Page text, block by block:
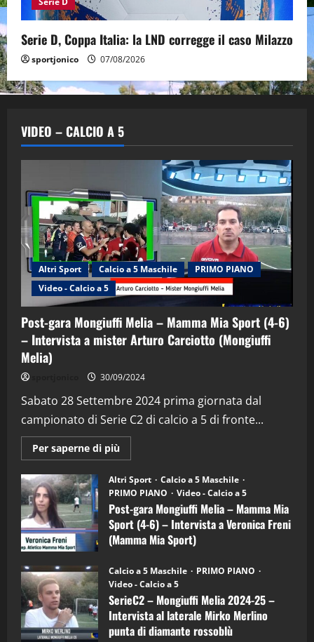
Serie D, Coppa Italia: la LND corregge il caso Milazzo
sportjonico 07/08/2026
VIDEO – CALCIO A 5
Altri Sport Calcio a 5 Maschile
PRIMO PIANO
Video - Calcio a 5
Post-gara Mongiuffi Melia – Mamma Mia Sport (4-6)
– Intervista a mister Arturo Carciotto (Mongiuffi
Melia)
30/09/2024
Sabato 28 Settembre 2024 prima giornata dal
campionato di Serie C2 di calcio a 5 di fronte...
Per saperne di più
informazioni
Post-
gara
Mongiuffi
Melia
–
Mamma
Mia
Sport
6)
–
Intervista
a
mister
Arturo
Carciotto
(Mongiuffi
Altri Sport
Calcio a 5 Maschile
PRIMO PIANO
Video - Calcio a 5
Post-gara Mongiuffi Melia – Mamma Mia
Sport (4-6) – Intervista a Veronica Freni
(Mamma Mia Sport)
Calcio a 5 Maschile
PRIMO PIANO
Video - Calcio a 5
SerieC2 – Mongiuffi Melia 2024-25 –
Intervista al laterale Mirko Merlino
punta di diamante rossoblù
2
“SportEmpire” in Podcast: 29^ Puntata
(Martedi 28 Aprile 2026)
28/04/2026
3
"SportEmpire" in Podcast
“SportEmpire” in Podcast: 28^ Puntata
(Martedi 21 Aprile 2026)
21/04/2026
4
“SportEmpire” in Podcast: 27^ Puntata
(Martedi 14 Aprile 2026)
15/04/2026